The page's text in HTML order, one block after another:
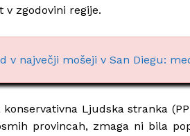
zgodovini regije.
v največji mošeji v San Diegu:
Ljudska stranka
provincah, zmaga ni bila